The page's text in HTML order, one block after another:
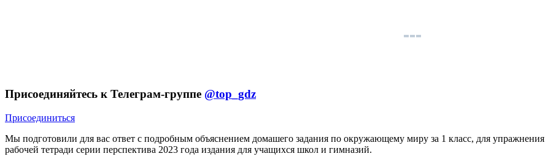
Присоединяйтесь к Телеграм-группе @top_gdz
Присоединиться
Мы подготовили для вас ответ c подробным объяснением домашего задания по окружающему миру за 1 класс, для упражнения
рабочей тетради серии перспектива 2023 года издания для учащихся школ и гимназий.